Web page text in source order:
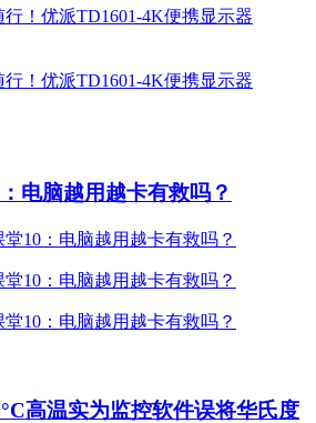
电脑越用越卡有救吗？
高温实为监控软件误将华氏度